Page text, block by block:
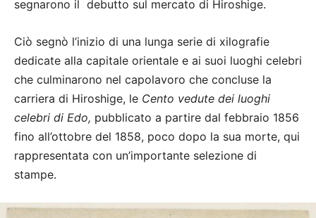
segnarono il debutto sul mercato di Hiroshige.
Ciò segnò l’inizio di una lunga serie di xilografie
dedicate alla capitale orientale e ai suoi luoghi celebri
che culminarono nel capolavoro che concluse la
carriera di Hiroshige, le Cento vedute dei luoghi
celebri di Edo, pubblicato a partire dal febbraio 1856
fino all’ottobre del 1858, poco dopo la sua morte, qui
rappresentata con un’importante selezione di
stampe.